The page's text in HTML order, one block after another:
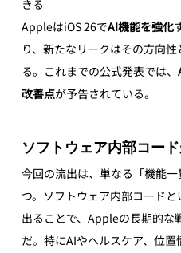
きる
AppleはiOS 26でAI機能を強化
り、新たなリークはその方向
る。これまでの公式発表では、
改善点が予告されている。
ソフトウェア内部コー
今回の流出は、単なる「機能
つ。ソフトウェア内部コード
出ることで、Appleの長期的な
だ。特にAIやヘルスケア、位